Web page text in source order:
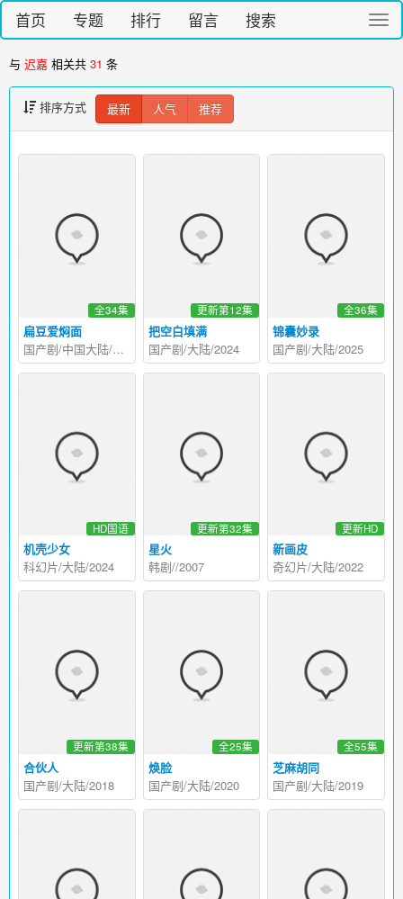
切
换
首页 专题 排行 留言 搜索
与 迟嘉 相关共 31 条
排序方式 最新 人气 推荐
扁豆爱焖面
全34集
国产剧/中国大陆/2026
把空白填满
更新第12集
国产剧/大陆/2024
锦囊妙录
全36集
国产剧/大陆/2025
机壳少女
HD国语
科幻片/大陆/2024
星火
更新第32集
韩剧//2007
新画皮
更新HD
奇幻片/大陆/2022
合伙人
更新第38集
国产剧/大陆/2018
焕脸
全25集
国产剧/大陆/2020
芝麻胡同
全55集
国产剧/大陆/2019